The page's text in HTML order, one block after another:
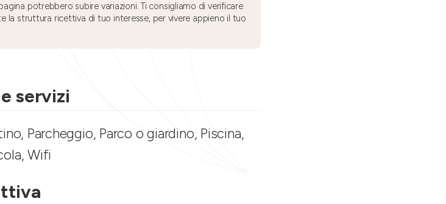
potrebbero subire variazioni. Ti consigliamo di verificare
struttura ricettiva di tuo interesse, per vivere appieno il tuo
servizi
Parcheggio, Parco o giardino, Piscina,
Wifi